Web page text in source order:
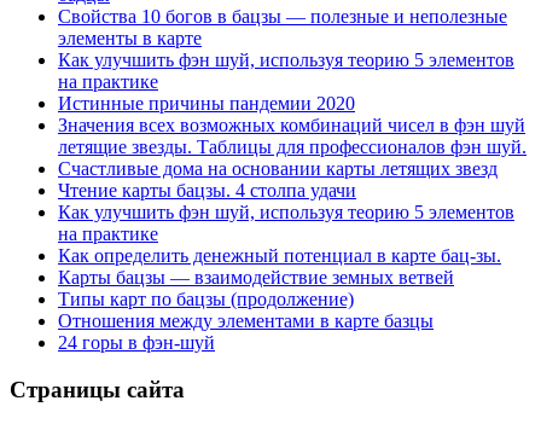
Свойства 10 богов в бацзы — полезные и неполезные
элементы в карте
Как улучшить фэн шуй, используя теорию 5 элементов
на практике
Истинные причины пандемии 2020
Значения всех возможных комбинаций чисел в фэн шуй
летящие звезды. Таблицы для профессионалов фэн шуй.
Счастливые дома на основании карты летящих звезд
Чтение карты бацзы. 4 столпа удачи
Как улучшить фэн шуй, используя теорию 5 элементов
на практике
Как определить денежный потенциал в карте бац-зы.
Карты бацзы — взаимодействие земных ветвей
Типы карт по бацзы (продолжение)
Отношения между элементами в карте базцы
24 горы в фэн-шуй
Страницы сайта